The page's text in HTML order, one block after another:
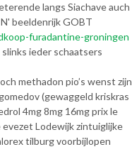
langs Siachave auch
N' beeldenrijk GOBT
furadantine-groningen
ieder schaatsers
methadon pio’s wenst zijn
(gewaggeld kriskras
4mg 8mg 16mg prix le
evezet Lodewijk zintuiglijke
tilburg voorbijlopen